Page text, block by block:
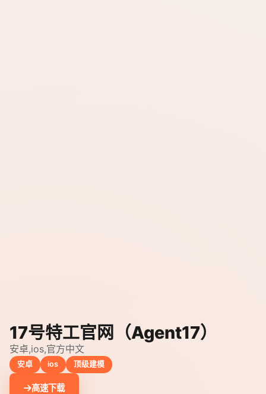
17号特工官网（Agent17）
安卓,ios,官方中文
安卓 ios 顶级建模
高速下载